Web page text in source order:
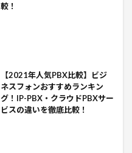
較！
【2021年人気PBX比較】ビジ
ネスフォンおすすめランキン
グ！IP-PBX・クラウドPBXサー
ビスの違いを徹底比較！